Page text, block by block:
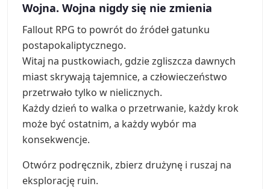
Wojna. Wojna nigdy się nie zmienia
Fallout RPG to powrót do źródeł gatunku
postapokaliptycznego.
Witaj na pustkowiach, gdzie zgliszcza dawnych
miast skrywają tajemnice, a człowieczeństwo
przetrwało tylko w nielicznych.
Każdy dzień to walka o przetrwanie, każdy krok
może być ostatnim, a każdy wybór ma
konsekwencje.
Otwórz podręcznik, zbierz drużynę i ruszaj na
eksplorację ruin.